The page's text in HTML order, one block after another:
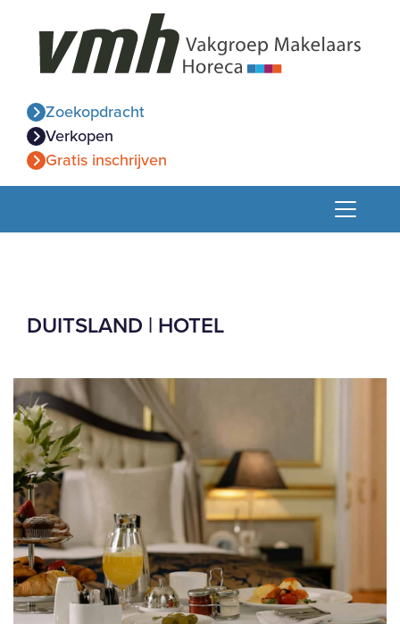
Zoekopdracht
Verkopen
Gratis inschrijven
DUITSLAND | HOTEL